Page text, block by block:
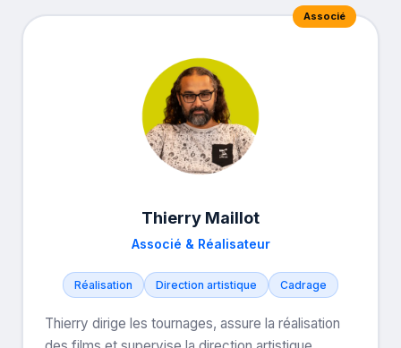
Associé
Thierry Maillot
Associé & Réalisateur
Réalisation Direction artistique Cadrage
Thierry dirige les tournages, assure la réalisation